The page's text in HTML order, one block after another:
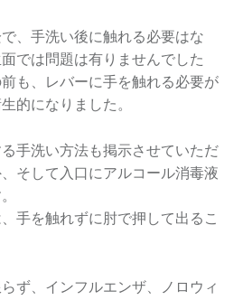
、手洗い後に触れる必要はな
では問題は有りませんでした
も、レバーに手を触れる必要が
的になりました。
手洗い方法も掲示させていただ
そして入口にアルコール消毒液
手を触れずに肘で押して出るこ
ず、インフルエンザ、ノロウィ